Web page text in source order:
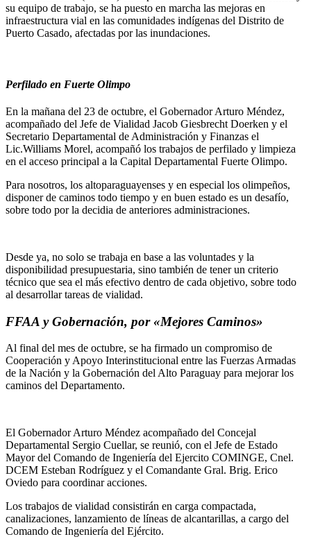
su equipo de trabajo, se ha puesto en marcha las mejoras en
infraestructura vial en las comunidades indígenas del Distrito de
Puerto Casado, afectadas por las inundaciones.
Perfilado en Fuerte Olimpo
En la mañana del 23 de octubre, el Gobernador Arturo Méndez,
acompañado del Jefe de Vialidad Jacob Giesbrecht Doerken y el
Secretario Departamental de Administración y Finanzas el
Lic.Williams Morel, acompañó los trabajos de perfilado y limpieza
en el acceso principal a la Capital Departamental Fuerte Olimpo.
Para nosotros, los altoparaguayenses y en especial los olimpeños,
disponer de caminos todo tiempo y en buen estado es un desafío,
sobre todo por la decidia de anteriores administraciones.
Desde ya, no solo se trabaja en base a las voluntades y la
disponibilidad presupuestaria, sino también de tener un criterio
técnico que sea el más efectivo dentro de cada objetivo, sobre todo
al desarrollar tareas de vialidad.
FFAA y Gobernación, por «Mejores Caminos»
Al final del mes de octubre, se ha firmado un compromiso de
Cooperación y Apoyo Interinstitucional entre las Fuerzas Armadas
de la Nación y la Gobernación del Alto Paraguay para mejorar los
caminos del Departamento.
El Gobernador Arturo Méndez acompañado del Concejal
Departamental Sergio Cuellar, se reunió, con el Jefe de Estado
Mayor del Comando de Ingeniería del Ejercito COMINGE, Cnel.
DCEM Esteban Rodríguez y el Comandante Gral. Brig. Erico
Oviedo para coordinar acciones.
Los trabajos de vialidad consistirán en carga compactada,
canalizaciones, lanzamiento de líneas de alcantarillas, a cargo del
Comando de Ingeniería del Ejército.